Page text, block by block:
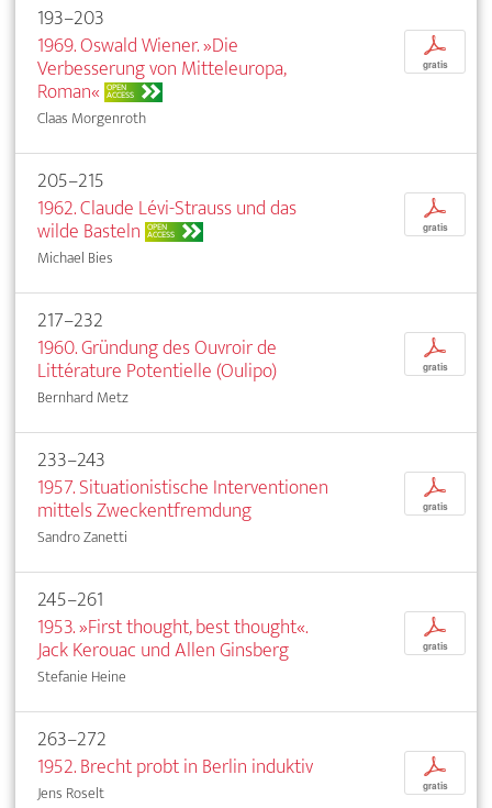
193–203
1969. Oswald Wiener. »Die
Verbesserung von Mitteleuropa,
Roman« OPEN
ACCESS
Claas Morgenroth
p
gratis
205–215
1962. Claude Lévi-Strauss und das
wilde Basteln OPEN
ACCESS
Michael Bies
p
gratis
217–232
1960. Gründung des Ouvroir de
Littérature Potentielle (Oulipo)
Bernhard Metz
p
gratis
233–243
1957. Situationistische Interventionen
mittels Zweckentfremdung
Sandro Zanetti
p
gratis
245–261
1953. »First thought, best thought«.
Jack Kerouac und Allen Ginsberg
Stefanie Heine
p
gratis
263–272
1952. Brecht probt in Berlin induktiv
Jens Roselt
p
gratis